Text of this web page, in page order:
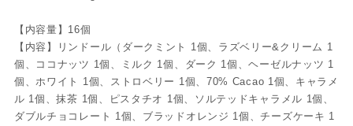
【内容量】16個
【内容】リンドール（ダークミント 1個、ラズベリー&クリーム 1
個、ココナッツ 1個、ミルク 1個、ダーク 1個、ヘーゼルナッツ 1
個、ホワイト 1個、ストロベリー 1個、70% Cacao 1個、キャラメ
ル 1個、抹茶 1個、ピスタチオ 1個、ソルテッドキャラメル 1個、
ダブルチョコレート 1個、ブラッドオレンジ 1個、チーズケーキ 1